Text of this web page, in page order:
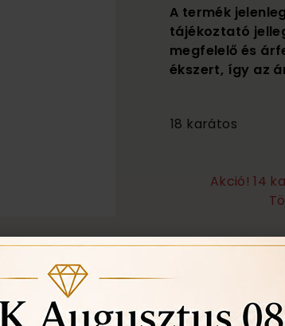
A termék
tájékoztató
megfelelő és
ékszert, így az
18 karátos
Akció! 14
Örökös
Ingyenes